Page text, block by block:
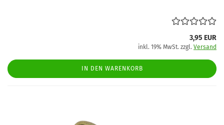
3,95 EUR
inkl. 19% MwSt. zzgl. Versand
IN DEN WARENKORB